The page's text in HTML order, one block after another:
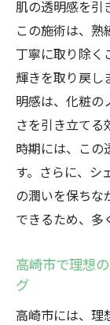
肌の透明感を引
この施術は、熟
丁寧に取り除く
輝きを取り戻し
明感は、化粧の
さを引き立てる
時期には、この
す。さらに、シ
の潤いを保ちな
できるため、多
高崎市で理想
グ
高崎市には、理